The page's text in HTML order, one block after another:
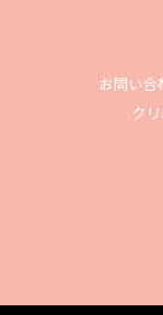
お問い合
ク